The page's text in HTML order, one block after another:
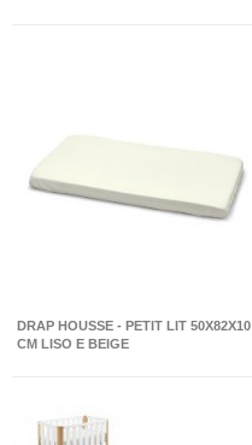
DRAP HOUSSE - PETIT LIT 50X82X10
CM LISO E BEIGE